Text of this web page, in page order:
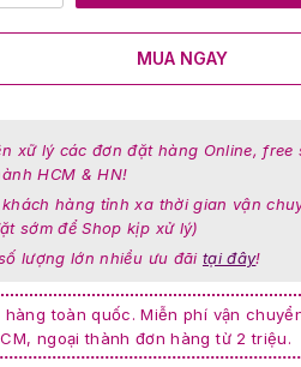
MUA NGAY
xữ lý các đơn đặt hàng Online, free
HCM & HN!
hàng tỉnh xa thời gian vận
sớm để Shop kịp xử lý)
lượng lớn nhiều ưu đãi tại đây!
hàng toàn quốc. Miễn phí vận
ngoại thành đơn hàng từ 2 triệu.